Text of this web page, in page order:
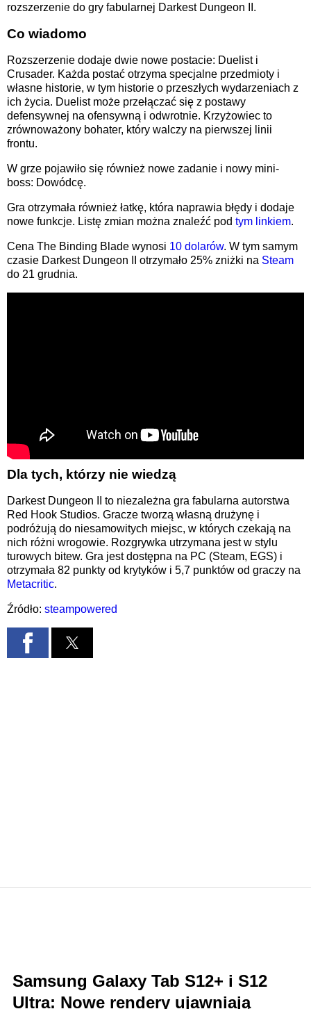
rozszerzenie do gry fabularnej Darkest Dungeon II.
Co wiadomo
Rozszerzenie dodaje dwie nowe postacie: Duelist i
Crusader. Każda postać otrzyma specjalne przedmioty i
własne historie, w tym historie o przeszłych wydarzeniach z
ich życia. Duelist może przełączać się z postawy
defensywnej na ofensywną i odwrotnie. Krzyżowiec to
zrównoważony bohater, który walczy na pierwszej linii
frontu.
W grze pojawiło się również nowe zadanie i nowy mini-
boss: Dowódcę.
Gra otrzymała również łatkę, która naprawia błędy i dodaje
nowe funkcje. Listę zmian można znaleźć pod tym linkiem.
Cena The Binding Blade wynosi 10 dolarów. W tym samym
czasie Darkest Dungeon II otrzymało 25% zniżki na Steam
do 21 grudnia.
Dla tych, którzy nie wiedzą
Darkest Dungeon II to niezależna gra fabularna autorstwa
Red Hook Studios. Gracze tworzą własną drużynę i
podróżują do niesamowitych miejsc, w których czekają na
nich różni wrogowie. Rozgrywka utrzymana jest w stylu
turowych bitew. Gra jest dostępna na PC (Steam, EGS) i
otrzymała 82 punkty od krytyków i 5,7 punktów od graczy na
Metacritic.
Źródło: steampowered